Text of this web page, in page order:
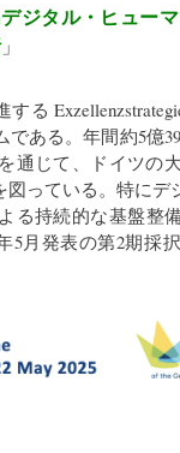
ジタル・ヒュー
」
る
ある。年間約5億
通じて、ドイツの
っている。特に
る持続的な基盤整
5月発表の第2期採